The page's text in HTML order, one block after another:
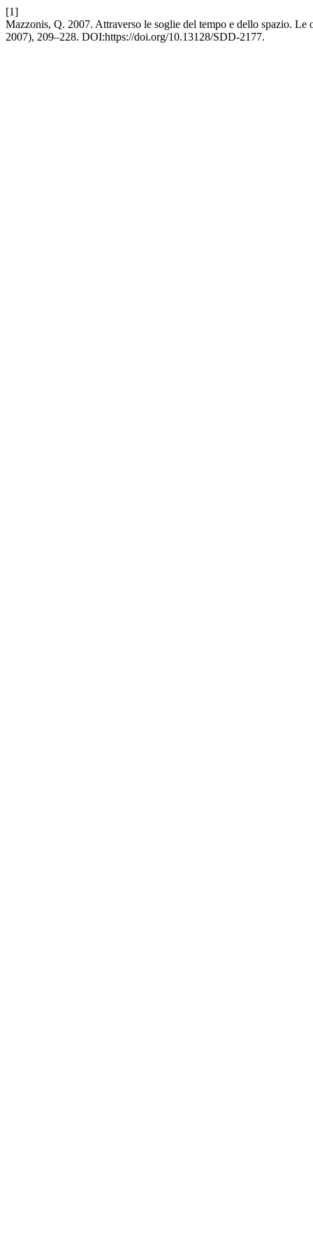
[1]
Mazzonis, Q. 2007. Attraverso le soglie del tempo e dello spazio.
2007), 209–228. DOI:https://doi.org/10.13128/SDD-2177.